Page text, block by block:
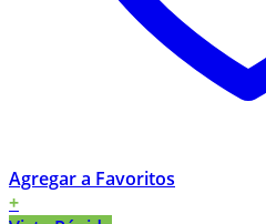
Agregar a Favoritos
+